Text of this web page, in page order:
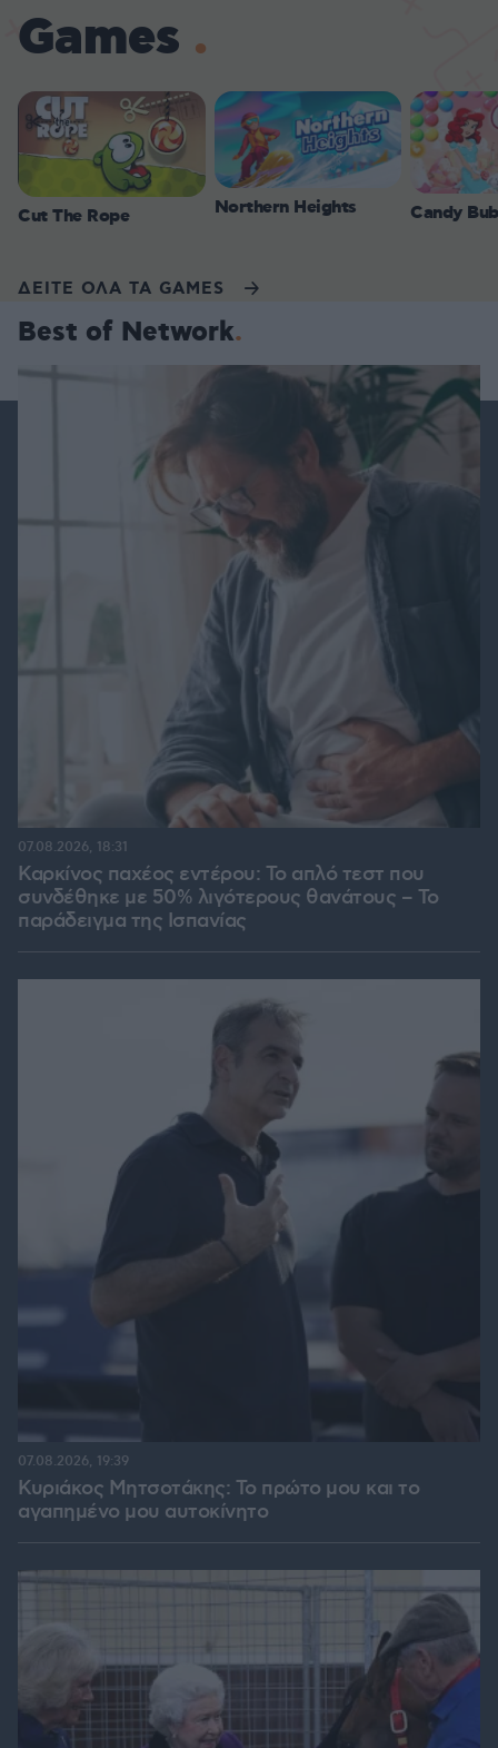
Games
Cut The Rope Northern Heights Candy
ΔΕΙΤΕ ΟΛΑ ΤΑ GAMES
Best of Network
Καρκίνος παχέος εντέρου: Το απλό τεστ που
συνδέθηκε με 50% λιγότερους θανάτους – Το
παράδειγμα της Ισπανίας
07.08.2026, 18:31
Κυριάκος Μητσοτάκης: Το πρώτο μου και το
αγαπημένο μου αυτοκίνητο
07.08.2026, 19:39